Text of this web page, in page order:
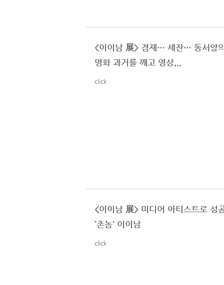
<이이남 展> 겸재… 세잔… 동서양
명화 과거를 깨고 영상...
click
<이이남 展> 미디어 아티스트로 성
`촌놈` 이이남
click